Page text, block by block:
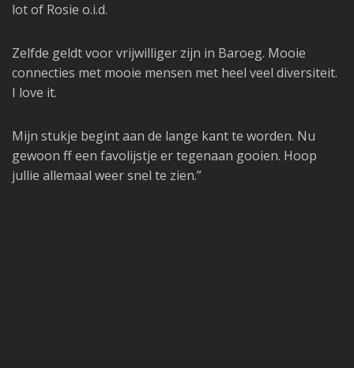
lot of Rosie o.i.d.
Zelfde geldt voor vrijwilliger zijn in Baroeg. Mooie
connecties met mooie mensen met heel veel diversiteit.
I love it.
Mijn stukje begint aan de lange kant te worden. Nu
gewoon ff een favolijstje er tegenaan gooien. Hoop
jullie allemaal weer snel te zien.”